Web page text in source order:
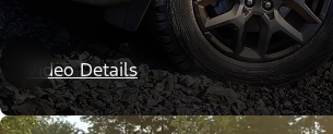
Paquetes de Apariencia
Video Details